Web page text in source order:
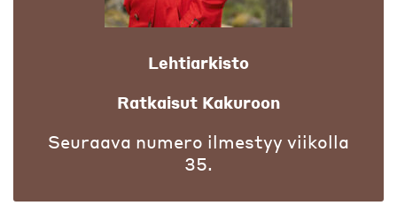
Lehtiarkisto
Ratkaisut Kakuroon
Seuraava numero ilmestyy viikolla
35.